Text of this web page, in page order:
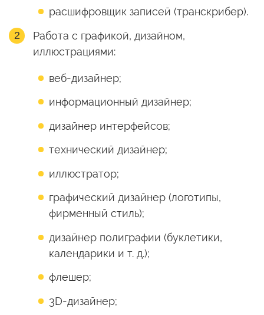
расшифровщик записей (транскрибер).
Работа с графикой, дизайном,
иллюстрациями:
веб-дизайнер;
информационный дизайнер;
дизайнер интерфейсов;
технический дизайнер;
иллюстратор;
графический дизайнер (логотипы,
фирменный стиль);
дизайнер полиграфии (буклетики,
календарики и т. д.);
флешер;
3D-дизайнер;